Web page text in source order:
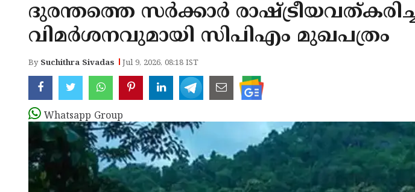
ദുരന്തത്തെ സര്‍ക്കാര്‍
വിമര്‍ശനവുമായി സിപിഎം മുഖപത്രം
By Suchithra Sivadas Jul 9, 2026, 08:18 IST
Whatsapp Group